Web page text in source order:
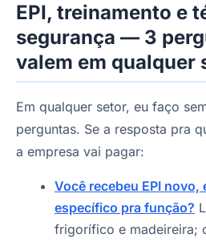
EPI, treinamento e
segurança — 3
valem em qualquer
Em qualquer setor, eu faço
perguntas. Se a resposta pra
a empresa vai pagar:
Você recebeu EPI novo,
específico pra função?
frigorífico e madeireira;